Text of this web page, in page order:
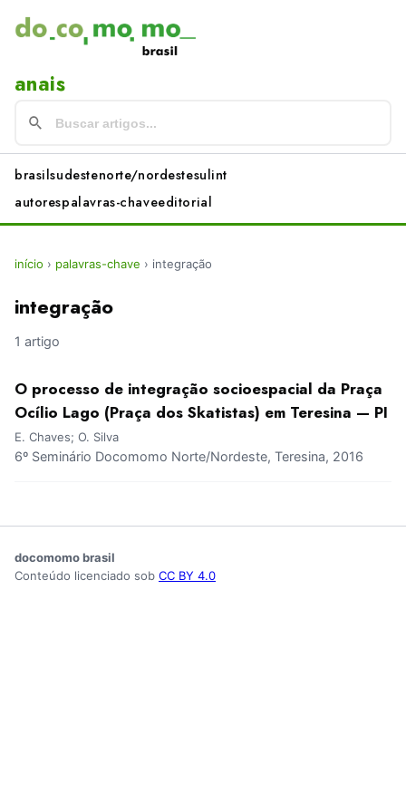
anais
brasilsudestenorte/nordestesulint
autorespalavras-chaveeditorial
início › palavras-chave › integração
integração
1 artigo
O processo de integração socioespacial da Praça
Ocílio Lago (Praça dos Skatistas) em Teresina — PI
E. Chaves; O. Silva
6º Seminário Docomomo Norte/Nordeste, Teresina, 2016
docomomo brasil
Conteúdo licenciado sob CC BY 4.0